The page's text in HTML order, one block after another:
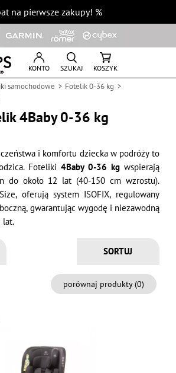
na pierwsze zakupy! %
KONTO SZUKAJ KOSZYK
samochodowe
Fotelik 0-36 kg
4Baby 0-36 kg
i komfortu dziecka w podróży to
Foteliki 4Baby 0-36 kgwspierają
do około 12 lat (40-150 cm wzrostu).
oferują system ISOFIX, regulowany
gwarantując wygodę i niezawodną
lat.
porównaj produkty (0)